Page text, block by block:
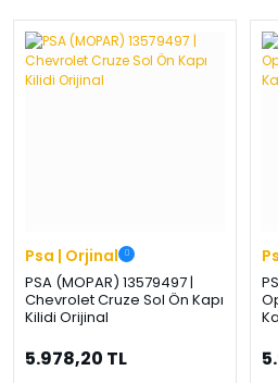
Psa | Orjinal
PSA (MOPAR) 13579497 |
Chevrolet Cruze Sol Ön Kapı
Kilidi Orijinal
5.978,20 TL